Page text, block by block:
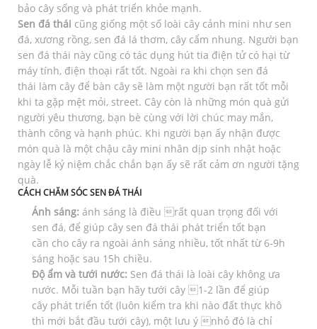
bảo cây sống và phát triển khỏe mạnh.
Sen đá thái cũng giống một số loài cây cảnh mini như sen
đá, xương rồng, sen đá lá thơm, cây cẩm nhung. Người bạn
sen đá thái này cũng có tác dụng hút tia điện tử có hại từ
máy tính, điện thoại rất tốt. Ngoài ra khi chọn sen đá
thái làm cây để bàn cây sẽ làm một người bạn rất tốt mỗi
khi ta gặp mệt mỏi, street. Cây còn là những món quà gửi
người yêu thương, bạn bè cùng với lời chúc may mắn,
thành công và hạnh phúc. Khi người bạn ấy nhận được
món quà là một chậu cây mini nhân dịp sinh nhật hoặc
ngày lễ kỷ niệm chắc chắn bạn ấy sẽ rất cảm ơn người tặng
quà.
CÁCH CHĂM SÓC SEN ĐÁ THÁI
Ánh sáng: ánh sáng là điều rất quan trọng đối với
sen đá, để giúp cây sen đá thái phát triển tốt bạn
cần cho cây ra ngoài ánh sáng nhiều, tốt nhất từ 6-9h
sáng hoặc sau 15h chiều.
Độ ẩm và tưới nước: Sen đá thái là loài cây không ưa
nước. Mỗi tuần bạn hãy tưới cây 1-2 lần để giúp
cây phát triển tốt (luôn kiểm tra khi nào đất thực khô
thì mới bắt đầu tưới cây), một lưu ý nhỏ đó là chỉ